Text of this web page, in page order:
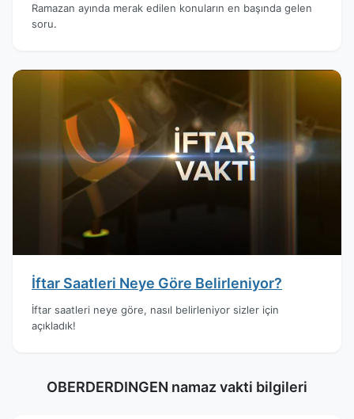
Ramazan ayında merak edilen konuların en başında gelen
soru.
İftar Saatleri Neye Göre Belirleniyor?
İftar saatleri neye göre, nasıl belirleniyor sizler için
açıkladık!
OBERDERDINGEN namaz vakti bilgileri